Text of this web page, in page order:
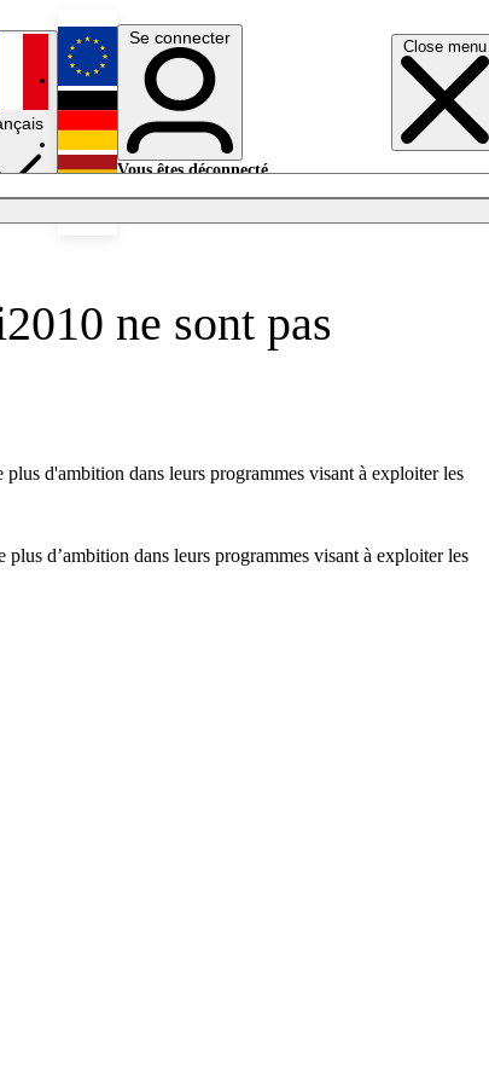
Close menu
English
Deutsch
Se connecter
Vous êtes déconnecté.
ne sont pas
d'ambition dans leurs programmes visant à exploiter les
d’ambition dans leurs programmes visant à exploiter les